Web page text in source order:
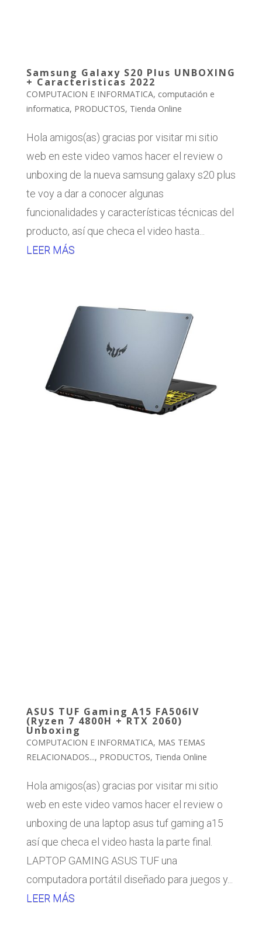
Samsung Galaxy S20 Plus UNBOXING
+ Caracteristicas 2022
COMPUTACION E INFORMATICA, computación e
informatica, PRODUCTOS, Tienda Online
Hola amigos(as) gracias por visitar mi sitio
web en este video vamos hacer el review o
unboxing de la nueva samsung galaxy s20 plus
te voy a dar a conocer algunas
funcionalidades y características técnicas del
producto, así que checa el video hasta...
LEER MÁS
ASUS TUF Gaming A15 FA506IV
(Ryzen 7 4800H + RTX 2060)
Unboxing
COMPUTACION E INFORMATICA, MAS TEMAS
RELACIONADOS..., PRODUCTOS, Tienda Online
Hola amigos(as) gracias por visitar mi sitio
web en este video vamos hacer el review o
unboxing de una laptop asus tuf gaming a15
así que checa el video hasta la parte final.
LAPTOP GAMING ASUS TUF una
computadora portátil diseñado para juegos y...
LEER MÁS